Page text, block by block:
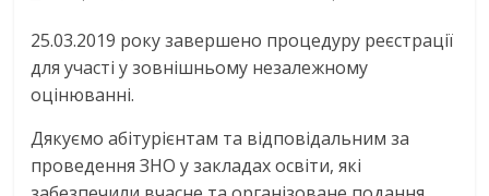
25.03.2019 року завершено процедуру реєстрації
для участі у зовнішньому незалежному
оцінюванні.
Дякуємо абітурієнтам та відповідальним за
проведення ЗНО у закладах освіти, які